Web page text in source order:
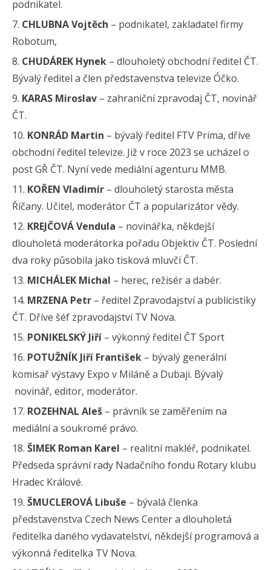
podnikatel.
CHLUBNA Vojtěch – podnikatel, zakladatel firmy
Robotum,
CHUDÁREK Hynek – dlouholetý obchodní ředitel ČT.
Bývalý ředitel a člen představenstva televize Óčko.
KARAS Miroslav – zahraniční zpravodaj ČT, novinář
ČT.
KONRÁD Martin – bývalý ředitel FTV Prima, dříve
obchodní ředitel televize. Již v roce 2023 se ucházel o
post GŘ ČT. Nyní vede mediální agenturu MMB.
KOŘEN Vladimír – dlouholetý starosta města
Říčany. Učitel, moderátor ČT a popularizátor vědy.
KREJČOVÁ Vendula – novinářka, někdejší
dlouholetá moderátorka pořadu Objektiv ČT. Poslední
dva roky působila jako tisková mluvčí ČT.
MICHÁLEK Michal – herec, režisér a dabér.
MRZENA Petr – ředitel Zpravodajství a publicistiky
ČT. Dříve šéf zpravodajství TV Nova.
PONIKELSKÝ Jiří – výkonný ředitel ČT Sport
POTUŽNÍK Jiří František – bývalý generální
komisař výstavy Expo v Miláně a Dubaji. Bývalý
novinář, editor, moderátor.
ROZEHNAL Aleš – právník se zaměřením na
mediální a soukromé právo.
ŠIMEK Roman Karel – realitní makléř, podnikatel.
Předseda správní rady Nadačního fondu Rotary klubu
Hradec Králové.
ŠMUCLEROVÁ Libuše – bývalá členka
představenstva Czech News Center a dlouholetá
ředitelka daného vydavatelství, někdejší programová a
výkonná ředitelka TV Nova.